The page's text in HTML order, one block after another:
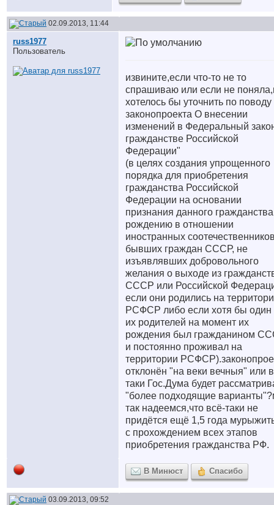
02.09.2013, 11:44
russ1977
Пользователь
извините,если что-то не то
спрашиваю или если не
хотелось бы уточнить по поводу
законопроекта О внесении
изменений в Федеральный
гражданстве Российской
Федерации"
(в целях создания упрощенного
порядка для приобретения
гражданства Российской
Федерации на основании
признания данного
рождению в отношении
иностранных
бывших граждан СССР, не
изъявлявших добровольного
желания о выходе из
СССР или Российской
если они родились на
РСФСР либо если хотя бы один
их родителей на момент их
рождения был гражданином
и постоянно проживал на
территории
отклонён "на веки вечныя" или
таки Гос.Дума будет
"более подходящие
так надеемся,что всё-таки не
придётся ещё 1,5 года
с прохождением всех этапов
приобретения гражданства РФ.
В Минюст Спасибо
03.09.2013, 09:52